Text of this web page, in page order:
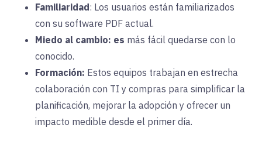
Familiaridad: Los usuarios están familiarizados
con su software PDF actual.
Miedo al cambio: es más fácil quedarse con lo
conocido.
Formación: Estos equipos trabajan en estrecha
colaboración con TI y compras para simplificar la
planificación, mejorar la adopción y ofrecer un
impacto medible desde el primer día.